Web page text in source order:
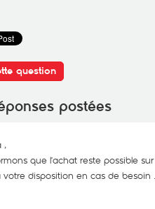
question
postées
,
que l’achat reste possible
votre disposition en cas de besoin .